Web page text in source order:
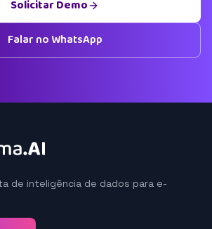
Solicitar Demo
Falar no WhatsApp
de inteligência de dados para e-